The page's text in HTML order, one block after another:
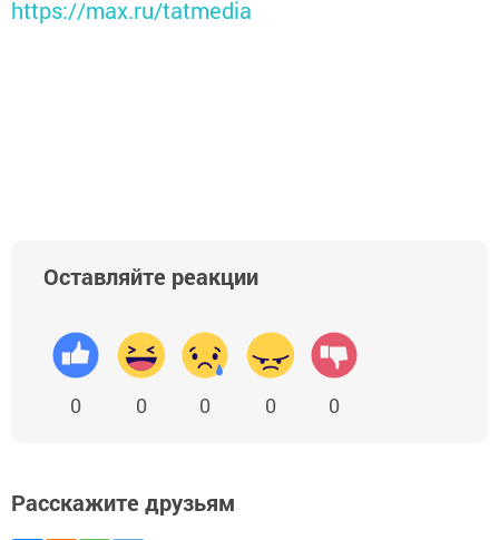
https://max.ru/tatmedia
Оставляйте реакции
0 0 0 0 0
Расскажите друзьям